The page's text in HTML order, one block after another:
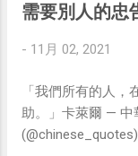
需要別人的忠
- 11月 02, 2021
「我們所有的人
助。」卡萊爾 — 中